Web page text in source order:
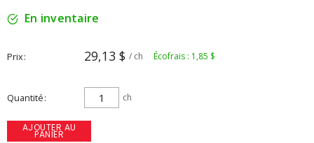
En inventaire
Prix 29,13 $ / ch Écofrais : 1,85 $
Quantité ch
AJOUTER AU
PANIER